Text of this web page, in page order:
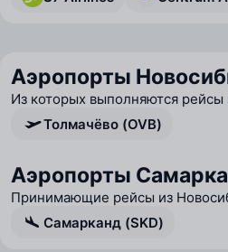
Аэропорты
Из которых выполняются
Толмачёво (OVB)
Аэропорты
Принимающие рейсы из
Самарканд (SKD)